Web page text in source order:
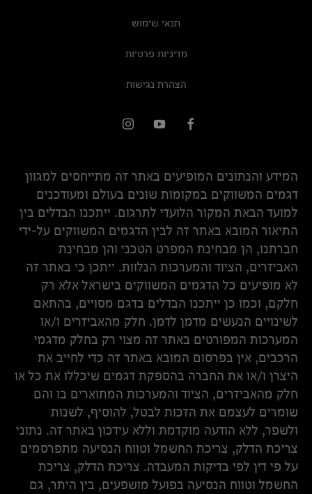
תנאי שימוש
מדיניות פרטיות
הצהרת נגישות
המידע והנתונים המופיעים באתר זה מתייחסים למגוון
דגמים המשווקים במקומות שונים בעולם ומעודכנים
למועד הבאת המקור הלועדי לתרגום. ייתכנו הבדלים בין
התיאור המובא באתר זה לבין הדגמים המשווקים על-ידי
חברתנו, הן מבחינת המפרט הטכני והן מבחינת
האביזרים, הציוד והמערכות הנלוות. ייתכן כי באתר זה
לא מופיעים כל הדגמים המשווקים בישראל אלא רק
חלקם, וכמו כן ייתכנו הבדלים בדגם מסויים, בהתאם
לשינויים הנעשים מדמן לדמן. חלק מהאביזרים ו/או
המערכות המפורטים באתר זה מצוי רק בחלק מדגמי
הרכבים, אין בפרסום המובא באתר זה כדי לחייב את
היצרן ו/או את החברה בהספקת דגמים שיכללו את כל או
חלק מהאביזרים, הציוד והמערכות המתוארים בו והם
שומרים לעצמם את הזכות לבטל, להוסיף, לשנות
ולשפר, ללא הודעה מוקדמת וללא עידכון באתר זה. נתוני
צריכת הדלק, צריכת החשמל וטווח הנסיעה מתפרסמים
על פי דין לפי בדיקות המעבדה. צריכת הדלק, צריכת
החשמל וטווח הנסיעה בפועל מושפעים, בין היתר, גם